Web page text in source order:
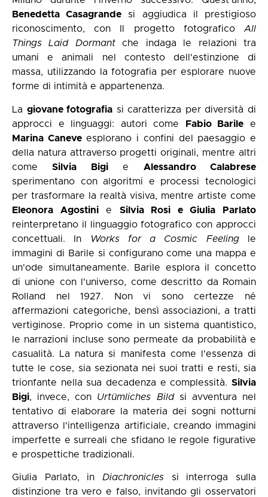
Benedetta Casagrande si aggiudica il prestigioso
riconoscimento, con Il progetto fotografico All
Things Laid Dormantche indaga le relazioni tra
umani e animali nel contesto dell'estinzione di
massa, utilizzando la fotografia per esplorare nuove
forme di intimità e appartenenza.
La giovane fotografia si caratterizza per diversità di
approcci e linguaggi: autori come Fabio Barile e
Marina Caneveesplorano i confini del paesaggio e
della natura attraverso progetti originali, mentre altri
comeSilvia Bigie Alessandro Calabrese
sperimentano con algoritmi e processi tecnologici
per trasformare la realtà visiva, mentre artiste come
Eleonora Agostinie Silvia Rosi e Giulia Parlato
reinterpretano il linguaggio fotografico con approcci
concettuali. In
Works for a Cosmic Feelingle
immagini di Barile si configurano come una mappa e
un'ode simultaneamente. Barile esplora il concetto
di unione con l'universo, come descritto da Romain
Rolland nel 1927. Non vi sono certezze né
affermazioni categoriche, bensì associazioni, a tratti
vertiginose. Proprio come in un sistema quantistico,
le narrazioni incluse sono permeate da probabilità e
casualità. La natura si manifesta come l'essenza di
tutte le cose, sia sezionata nei suoi tratti e resti, sia
trionfante nella sua decadenza e complessità. Silvia
Bigi, invece, con Urtümliches Bildsi avventura nel
tentativo di elaborare la materia dei sogni notturni
attraverso l'intelligenza artificiale, creando immagini
imperfette e surreali che sfidano le regole figurative
e prospettiche tradizionali.
Giulia Parlato, in Diachronicles si interroga sulla
distinzione tra vero e falso, invitando gli osservatori